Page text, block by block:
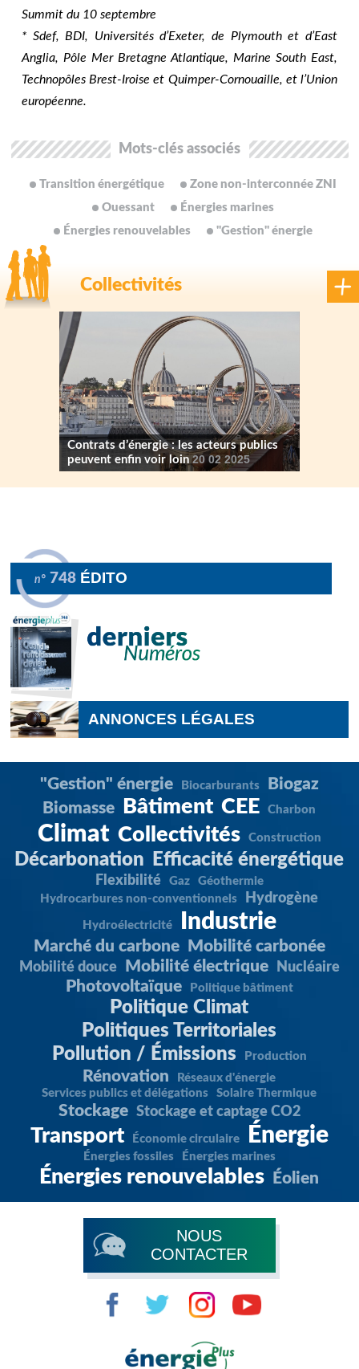
Summit du 10 septembre
* Sdef, BDI, Universités d’Exeter, de Plymouth et d’East
Anglia, Pôle Mer Bretagne Atlantique, Marine South East,
Technopôles Brest-Iroise et Quimper-Cornouaille, et l’Union
européenne.
Mots-clés associés
Transition énergétique
Zone non-interconnée ZNI
Ouessant
Énergies marines
Énergies renouvelables
"Gestion" énergie
Collectivités
Contrats d’énergie : les acteurs publics
peuvent enfin voir loin20 02 2025
n° 748 ÉDITO
ANNONCES LÉGALES
"Gestion" énergie Biocarburants
Biogaz
Biomasse
Bâtiment CEE Charbon
Climat Collectivités Construction
Décarbonation Efficacité énergétique
Flexibilité Gaz
Géothermie
Hydrocarbures non-conventionnels
Hydrogène
Hydroélectricité Industrie
Marché du carbone Mobilité carbonée
Mobilité douce Mobilité électrique Nucléaire
Photovoltaïque Politique bâtiment
Politique Climat
Politiques Territoriales
Pollution / Émissions
Production
Rénovation
Réseaux d'énergie
Services publics et délégations
Solaire Thermique
Stockage Stockage et captage CO2
Transport Économie circulaire Énergie
Énergies fossiles Énergies marines
Énergies renouvelables Éolien
NOUS
CONTACTER